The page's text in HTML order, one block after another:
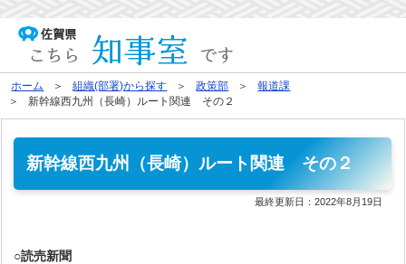
ホーム 組織(部署)から探す 政策部
報道課
新幹線西九州（長崎）ルート関連 その２
新幹線西九州（長崎）ルート関連 その２
最終更新日：2022年8月19日
○読売新聞